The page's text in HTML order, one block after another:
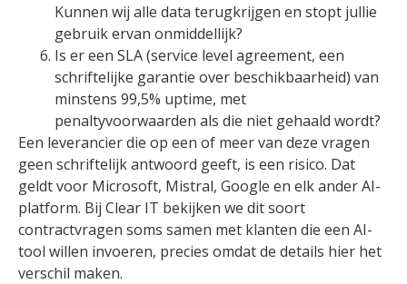
Kunnen wij alle data terugkrijgen en stopt jullie
gebruik ervan onmiddellijk?
Is er een SLA (service level agreement, een
schriftelijke garantie over beschikbaarheid) van
minstens 99,5% uptime, met
penaltyvoorwaarden als die niet gehaald wordt?
Een leverancier die op een of meer van deze vragen
geen schriftelijk antwoord geeft, is een risico. Dat
geldt voor Microsoft, Mistral, Google en elk ander AI-
platform. Bij Clear IT bekijken we dit soort
contractvragen soms samen met klanten die een AI-
tool willen invoeren, precies omdat de details hier het
verschil maken.